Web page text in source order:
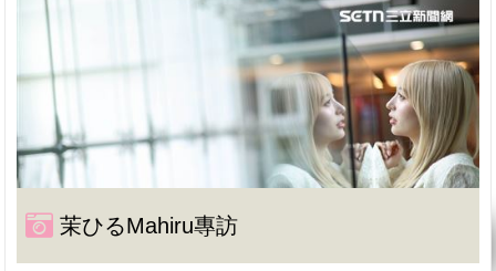
茉ひるMahiru專訪